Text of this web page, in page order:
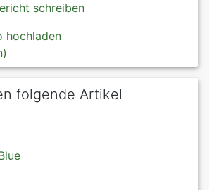
schreiben
hochladen
folgende Artikel